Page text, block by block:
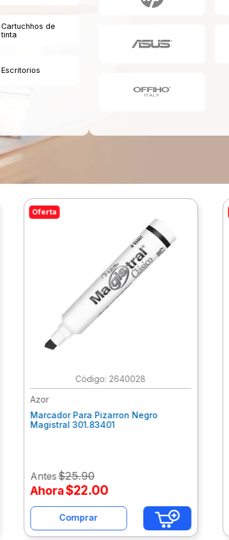
Cartuchhos de
tinta
Escritorios
Oferta
: 2640028
Azor
Marcador Para Pizarron Negro
Magistral 301.83401
Antes$25.90
Ahora$22.00
Comprar
escritorio